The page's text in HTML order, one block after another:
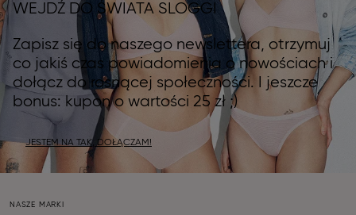
WEJDŹ DO ŚWIATA SLOGGI
Zapisz się do naszego newslettera, otrzymuj
co jakiś czas powiadomienia o nowościach i
dołącz do rosnącej społeczności. I jeszcze
bonus: kupon o wartości 25 zł ;)
JESTEM NA TAK, DOŁĄCZAM!
NASZE MARKI